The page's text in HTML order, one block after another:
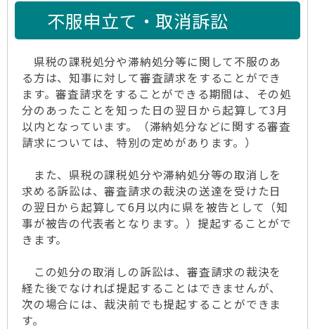
不服申立て・取消訴訟
県税の課税処分や滞納処分等に関して不服のあ
る方は、知事に対して審査請求をすることができ
ます。審査請求をすることができる期間は、その処
分のあったことを知った日の翌日から起算して3月
以内となっています。（滞納処分などに関する審査
請求については、特別の定めがあります。）
また、県税の課税処分や滞納処分等の取消しを
求める訴訟は、審査請求の裁決の送達を受けた日
の翌日から起算して6月以内に県を被告として（知
事が被告の代表者となります。）提起することがで
きます。
この処分の取消しの訴訟は、審査請求の裁決を
経た後でなければ提起することはできませんが、
次の場合には、裁決前でも提起することができま
す。